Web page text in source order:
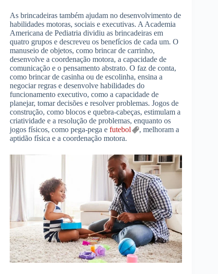
As brincadeiras também ajudam no desenvolvimento de
habilidades motoras, sociais e executivas. A Academia
Americana de Pediatria dividiu as brincadeiras em
quatro grupos e descreveu os benefícios de cada um. O
manuseio de objetos, como brincar de carrinho,
desenvolve a coordenação motora, a capacidade de
comunicação e o pensamento abstrato. O faz de conta,
como brincar de casinha ou de escolinha, ensina a
negociar regras e desenvolve habilidades do
funcionamento executivo, como a capacidade de
planejar, tomar decisões e resolver problemas. Jogos de
construção, como blocos e quebra-cabeças, estimulam a
criatividade e a resolução de problemas, enquanto os
jogos físicos, como pega-pega e futebol
, melhoram a
aptidão física e a coordenação motora.